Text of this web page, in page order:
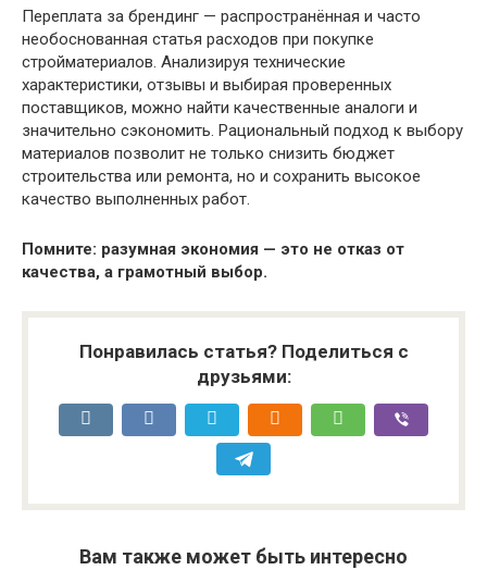
Переплата за брендинг — распространённая и часто
необоснованная статья расходов при покупке
стройматериалов. Анализируя технические
характеристики, отзывы и выбирая проверенных
поставщиков, можно найти качественные аналоги и
значительно сэкономить. Рациональный подход к выбору
материалов позволит не только снизить бюджет
строительства или ремонта, но и сохранить высокое
качество выполненных работ.
Помните: разумная экономия — это не отказ от
качества, а грамотный выбор.
Понравилась статья? Поделиться с
друзьями:
Вам также может быть интересно